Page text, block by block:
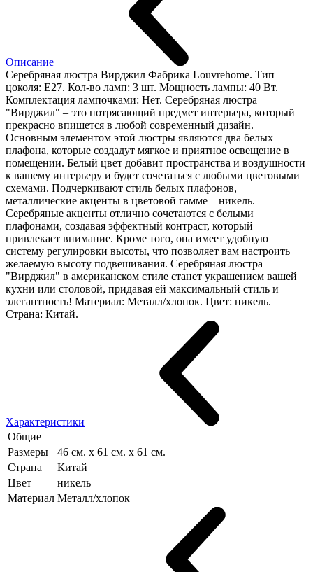
Описание
Серебряная люстра Вирджил Фабрика Louvrehome. Тип
цоколя: Е27. Кол-во ламп: 3 шт. Мощность лампы: 40 Вт.
Комплектация лампочками: Нет. Серебряная люстра
"Вирджил" – это потрясающий предмет интерьера, который
прекрасно впишется в любой современный дизайн.
Основным элементом этой люстры являются два белых
плафона, которые создадут мягкое и приятное освещение в
помещении. Белый цвет добавит пространства и воздушности
к вашему интерьеру и будет сочетаться с любыми цветовыми
схемами. Подчеркивают стиль белых плафонов,
металлические акценты в цветовой гамме – никель.
Серебряные акценты отлично сочетаются с белыми
плафонами, создавая эффектный контраст, который
привлекает внимание. Кроме того, она имеет удобную
систему регулировки высоты, что позволяет вам настроить
желаемую высоту подвешивания. Серебряная люстра
"Вирджил" в американском стиле станет украшением вашей
кухни или столовой, придавая ей максимальный стиль и
элегантность! Материал: Металл/хлопок. Цвет: никель.
Страна: Китай.
Характеристики
Общие
Размеры
46 см. x 61 см. x 61 см.
Страна
Китай
Цвет
никель
Материал Металл/хлопок